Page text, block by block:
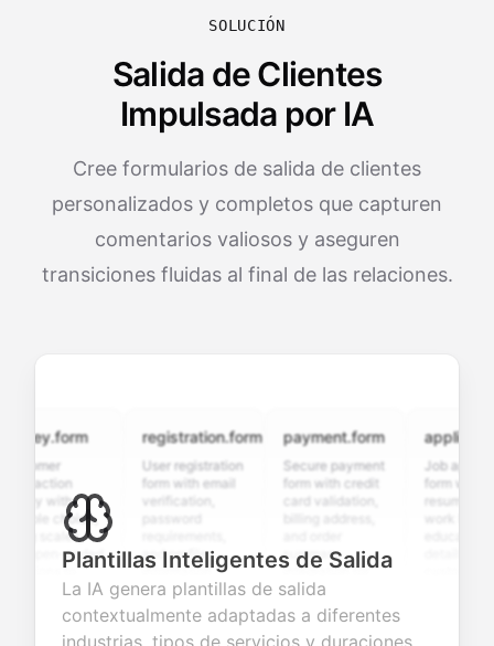
SOLUCIÓN
Salida de Clientes
Impulsada por IA
Cree formularios de salida de clientes
personalizados y completos que capturen
comentarios valiosos y aseguren
transiciones fluidas al final de las relaciones.
with
choice,
ended
or
registration.form
User registration
form with email
verification,
password
and profile
information
fields for
seamless
account
creation.
payment.form
Secure payment
form with credit
card validation,
summary
integration for
smooth e-
commerce
transactions.
Job application
form with
resume upload,
efficient
candidate
Plantillas Inteligentes de Salida
La IA genera plantillas de salida
contextualmente adaptadas a diferentes
industrias, tipos de servicios y duraciones